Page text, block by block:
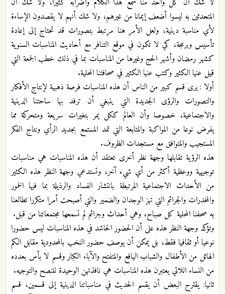
المتحدثين به ليسوا أضعف إيمانا من غيرهم، ولا شك أنهم لا يقصدون الإساءة
لأي مناسبة دينية، ولعل الأمر هنا مرتبط بتصورات قد تحتاج إلى إعادة
تأسيس وبرمجة، كي لا تكون في موقع التنافر مع أحاديث المناسبات السنوية
كشهر رمضان وأشهر الحج وغيرها من المناسبات بما في ذلك خطب الجمعة التي
قيل عنها الكثير وكتب عنها الكثير في صحافتنا المحلية.
أولا : يرى قسم كبير من الناس أن هذه المناسبات فرصة ذهبية لإنتاج الأفكار
والتصورات والرؤى الجديدة التي ينبغي أن ترفد بها ساحتنا الدينية
والاجتماعية، خصوصا وأن العالم ككل يمر بتغيرات سريعة ومتحركة مما
يفرض نوعا من المواكبة والمتابعة التي تمد المستمع بجديد الرأي ونتاج الفكر
المستجيب والمتوافق مع مستجدات الظروف.
هذه الرؤية تقابلها وجهة نظر أخرى تعتقد أن هذه المناسبات هي مناسبات
توجيهية ووعظية أكثر من أي شيء آخر، وتستدعي وجهة النظر هذه الكثير
من الأحداث الاجتماعية المرتبطة بانتشار الفساد والرذيلة بما فيها الخمور
والمخدرات والجرائم التي تهز الوجدان والضمير والتي أصبحت أمرا متكررا تطالعنا
به صحفنا المحلية كل صباح، وهي أحداث وجرائم لم تسمعها مجتمعاتنا من قبل.
وتؤكد وجهة النظر هذه على أن الحضور الحاشد في هذه المناسبات ليس حضورا
نوعيا أو ثقافيا فقط، بل يمكن أن يوصف حضور النخب بالمحدودية مقابل الكم
الهائل من الأطفال والشباب اليافع والمتفتح والآباء الكبار وقسم لا بأس بعدده
من النساء اللاتي يعتبرن هذه المناسبات هي نافذتهن الوحيدة للنصح والتوجيه.
ثانيا: يقترح البعض أن يقسم الحديث في مناسباتنا الدينية إلى قسمين، قسم